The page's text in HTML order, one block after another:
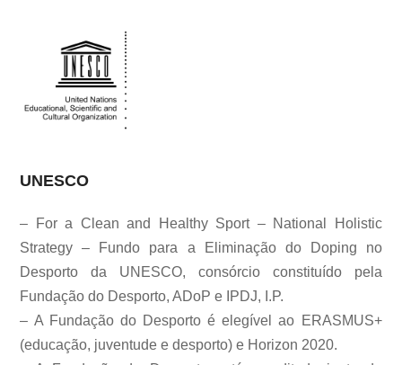
UNESCO
– For a Clean and Healthy Sport – National Holistic
Strategy – Fundo para a Eliminação do Doping no
Desporto da UNESCO, consórcio constituído pela
Fundação do Desporto, ADoP e IPDJ, I.P.
– A Fundação do Desporto é elegível ao ERASMUS+
(educação, juventude e desporto) e Horizon 2020.